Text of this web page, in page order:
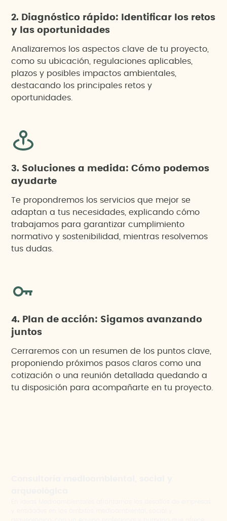
2. Diagnóstico rápido: Identificar los retos
y las oportunidades
Analizaremos los aspectos clave de tu proyecto,
como su ubicación, regulaciones aplicables,
plazos y posibles impactos ambientales,
destacando los principales retos y
oportunidades.
3. Soluciones a medida: Cómo podemos
ayudarte
Te propondremos los servicios que mejor se
adaptan a tus necesidades, explicando cómo
trabajamos para garantizar cumplimiento
normativo y sostenibilidad, mientras resolvemos
tus dudas.
4. Plan de acción: Sigamos avanzando
juntos
Cerraremos con un resumen de los puntos clave,
proponiendo próximos pasos claros como una
cotización o una reunión detallada quedando a
tu disposición para acompañarte en tu proyecto.